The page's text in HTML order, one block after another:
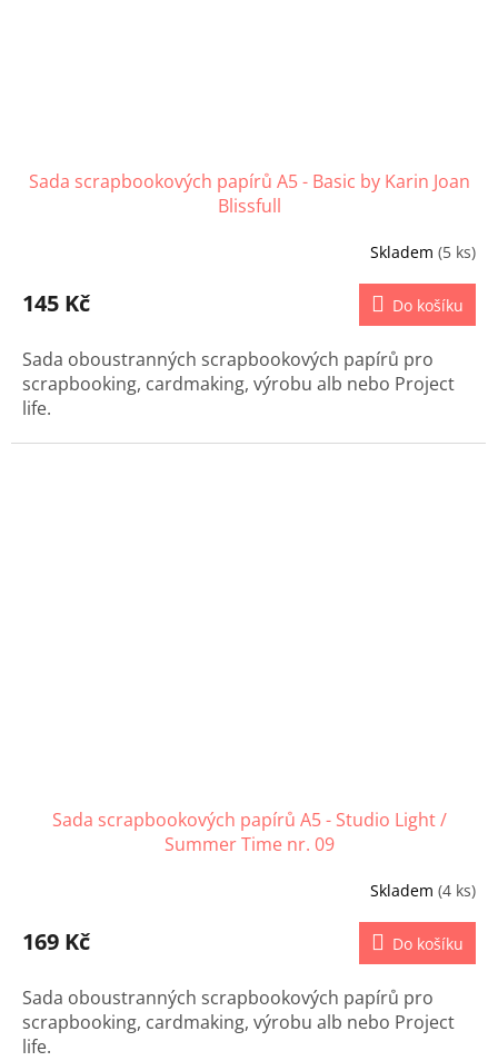
Sada scrapbookových papírů A5 - Basic by Karin Joan
Blissfull
Skladem (5 ks)
145 Kč Do košíku
Sada oboustranných scrapbookových papírů pro
scrapbooking, cardmaking, výrobu alb nebo Project
life.
Sada scrapbookových papírů A5 - Studio Light /
Summer Time nr. 09
Skladem (4 ks)
169 Kč Do košíku
Sada oboustranných scrapbookových papírů pro
scrapbooking, cardmaking, výrobu alb nebo Project
life.